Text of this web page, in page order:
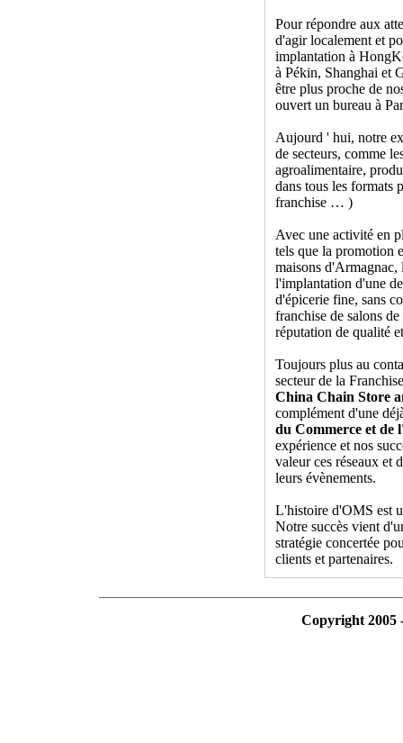
Pour répondre aux
d'agir localement et
implantation à
à Pékin, Shanghai et
être plus proche de
ouvert un bureau à
Aujourd ' hui, notre
de secteurs, comme
agroalimentaire,
dans tous les formats
franchise … )
Avec une activité en
tels que la promotion
maisons d'Armagnac,
l'implantation d'une
d'épicerie fine, sans
franchise de salons
réputation de qualité
Toujours plus au
secteur de la
China Chain Store
complément d'une
du Commerce et
expérience et nos
valeur ces réseaux et
leurs évènements.
L'histoire d'OMS est
Notre succès vient
stratégie concertée
clients et partenaires.
Copyright 2005